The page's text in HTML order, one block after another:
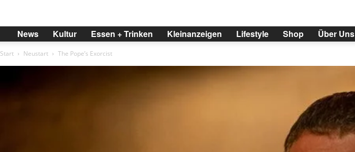
News Kultur Essen + Trinken Kleinanzeigen Lifestyle Shop Über Uns
Start Neustart The Pope’s Exorcist